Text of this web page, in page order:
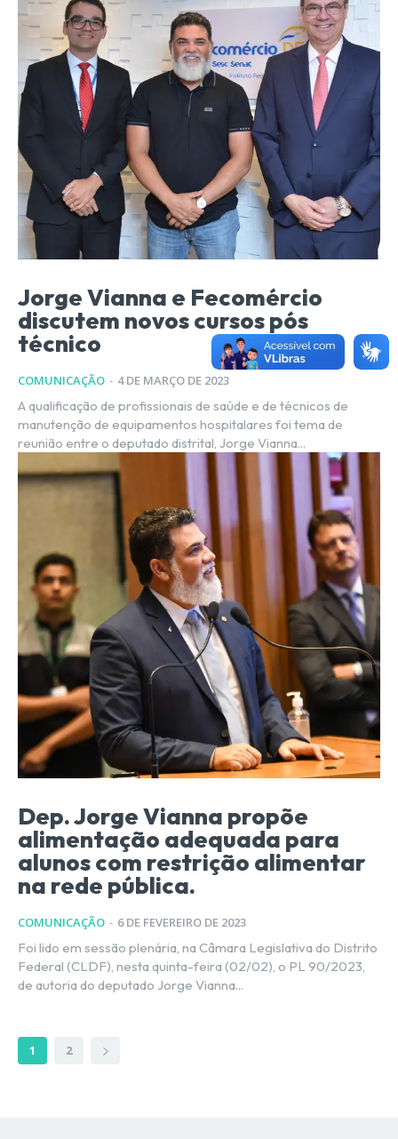
Jorge Vianna e Fecomércio
discutem novos cursos pós
técnico
COMUNICAÇÃO - 4 DE MARÇO DE 2023
A qualificação de profissionais de saúde e de técnicos de
manutenção de equipamentos hospitalares foi tema de
reunião entre o deputado distrital, Jorge Vianna...
Dep. Jorge Vianna propõe
alimentação adequada para
alunos com restrição alimentar
na rede pública.
COMUNICAÇÃO - 6 DE FEVEREIRO DE 2023
Foi lido em sessão plenária, na Câmara Legislativa do Distrito
Federal (CLDF), nesta quinta-feira (02/02), o PL 90/2023,
de autoria do deputado Jorge Vianna...
1 2